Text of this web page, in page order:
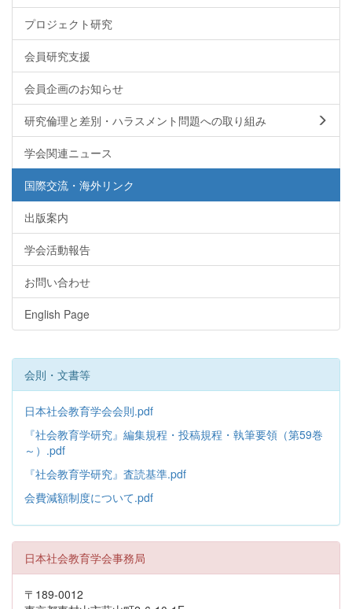
プロジェクト研究
会員研究支援
会員企画のお知らせ
研究倫理と差別・ハラスメント問題への取り組み
学会関連ニュース
国際交流・海外リンク
出版案内
学会活動報告
お問い合わせ
English Page
会則・文書等
日本社会教育学会会則.pdf
『社会教育学研究』編集規程・投稿規程・執筆要領（第59巻
～）.pdf
『社会教育学研究』査読基準.pdf
会費減額制度について.pdf
日本社会教育学会事務局
〒189-0012